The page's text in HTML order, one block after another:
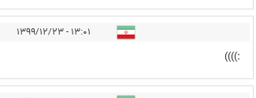
۱۳:۰۱ - ۱۳۹۹/۱۲/۲۳
:))))